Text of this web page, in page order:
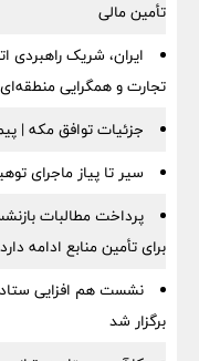
تأمین مالی
ایران، شریک راهبردی
تجارت و همگرایی منطقه‌ای
جزئیات توافق مکه |
سیر تا پیاز ماجرای
پرداخت مطالبات
برای تأمین منابع ادامه دارد
نشست هم افزایی ستاد
برگزار شد